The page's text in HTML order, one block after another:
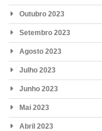
Outubro 2023
Setembro 2023
Agosto 2023
Julho 2023
Junho 2023
Mai 2023
Abril 2023